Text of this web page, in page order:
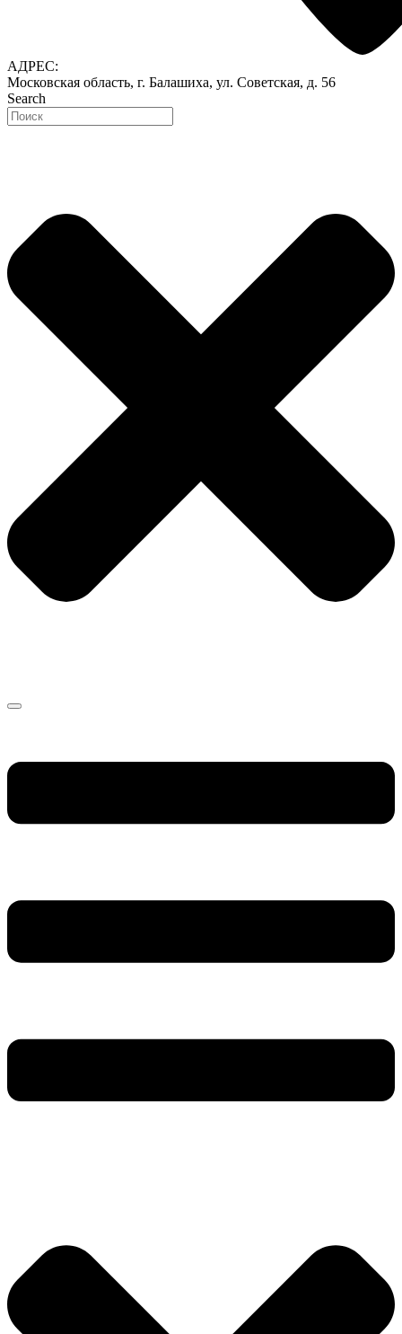
АДРЕС:
Московская область, г. Балашиха, ул. Советская, д. 56
Search